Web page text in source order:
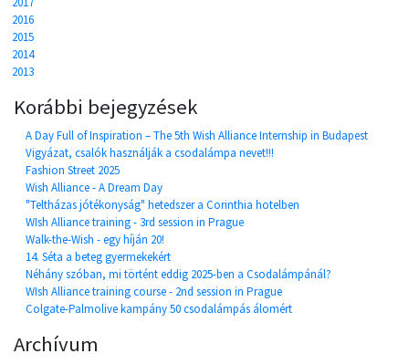
2016
2015
2014
2013
Korábbi bejegyzések
A Day Full of Inspiration – The 5th Wish Alliance Internship in Budapest
Vigyázat, csalók használják a csodalámpa nevet!!!
Fashion Street 2025
Wish Alliance - A Dream Day
"Teltházas jótékonyság" hetedszer a Corinthia hotelben
WIsh Alliance training - 3rd session in Prague
Walk-the-Wish - egy híján 20!
14. Séta a beteg gyermekekért
Néhány szóban, mi történt eddig 2025-ben a Csodalámpánál?
WIsh Alliance training course - 2nd session in Prague
Colgate-Palmolive kampány 50 csodalámpás álomért
Archívum